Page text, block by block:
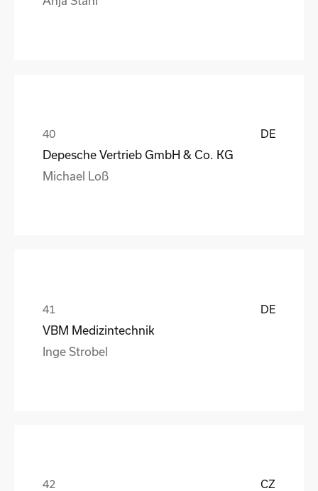
DE
Depesche Vertrieb GmbH & Co. KG
Michael Loß
DE
VBM Medizintechnik
Inge Strobel
CZ